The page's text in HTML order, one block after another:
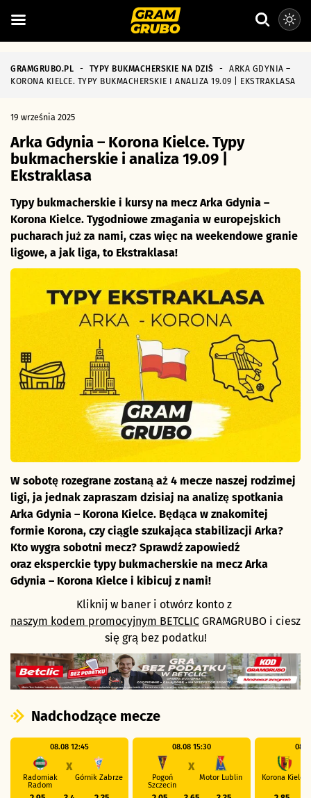
GRAMGRUBO.PL - TYPY BUKMACHERSKIE NA DZIŚ -
ARKA GDYNIA –
KORONA KIELCE. TYPY BUKMACHERSKIE I ANALIZA 19.09 | EKSTRAKLASA
19 września 2025
Arka Gdynia – Korona Kielce. Typy
bukmacherskie i analiza 19.09 |
Ekstraklasa
Typy bukmacherskie i kursy na mecz Arka Gdynia –
Korona Kielce. Tygodniowe zmagania w europejskich
pucharach już za nami, czas więc na weekendowe granie
ligowe, a jak liga, to Ekstraklasa!
W sobotę rozegrane zostaną aż 4 mecze naszej rodzimej
ligi, ja jednak zapraszam dzisiaj na analizę spotkania
Arka Gdynia – Korona Kielce. Będąca w znakomitej
formie Korona, czy ciągle szukająca stabilizacji Arka?
Kto wygra sobotni mecz? Sprawdź zapowiedź
oraz eksperckie typy bukmacherskie na mecz Arka
Gdynia – Korona Kielce i kibicuj z nami!
Kliknij w baner i otwórz konto z
naszym kodem promocyjnym BETCLIC GRAMGRUBO i ciesz
się grą bez podatku!
Nadchodzące mecze
08.08 12:45
Radomiak
Radom
X
Górnik Zabrze
08.08 15:30
Pogoń
Szczecin
X
Motor Lublin Korona Kielce